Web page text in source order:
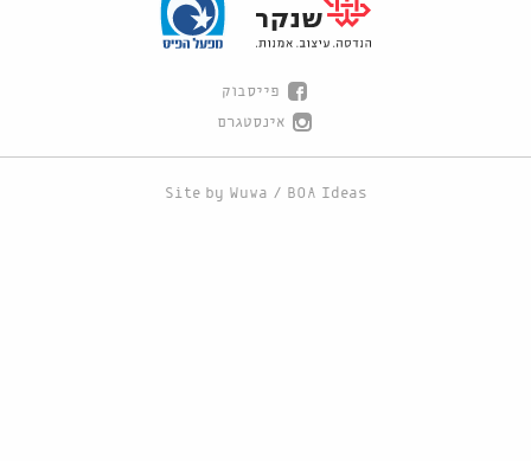
פייסבוק
אינסטגרם
Site by Wuwa / BOA Ideas